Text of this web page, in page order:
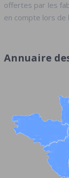
offertes par les
en compte lors de
Annuaire